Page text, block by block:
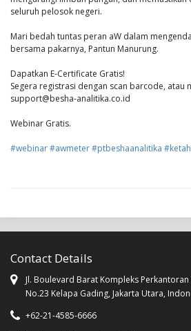
seluruh pelosok negeri.
Mari bedah tuntas peran aW dalam
bersama pakarnya, Pantun Manurung.
Dapatkan E-Certificate Gratis!
Segera registrasi dengan scan barcode, atau
support@besha-analitika.co.id
Webinar Gratis.
#webinar#awmeter#ptbeshaanalitika
Contact Details
Jl. Boulevard Barat Kompleks
No.23 Kelapa Gading, Jakarta Utara,
+62-21-4585-6666